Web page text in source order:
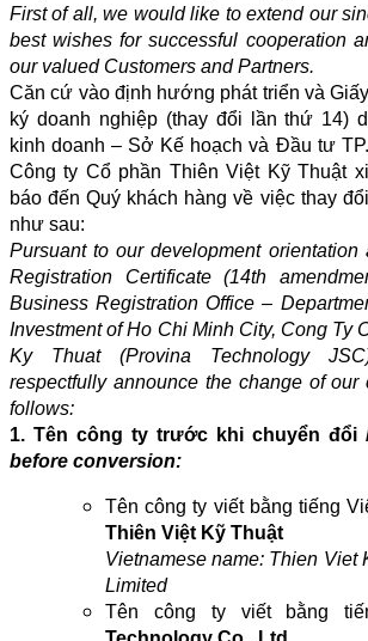
First of all, we would like to extend our
best wishes for successful cooperation
our valued Customers and Partners.
Căn cứ vào định hướng phát triển và
ký doanh nghiệp (thay đổi lần thứ 14)
kinh doanh – Sở Kế hoạch và Đầu tư
Công ty Cổ phần Thiên Việt Kỹ Thuật
báo đến Quý khách hàng về việc thay
như sau:
Pursuant to our development orientation
Registration Certificate (14th
Business Registration Office –
Investment of Ho Chi Minh City, Cong Ty
Ky Thuat (Provina Technology
respectfully announce the change of our
follows:
1. Tên công ty trước khi chuyển đổi
before conversion:
Tên công ty viết bằng tiếng
Thiên Việt Kỹ Thuật
Vietnamese name: Thien Viet
Limited
Tên công ty viết bằng